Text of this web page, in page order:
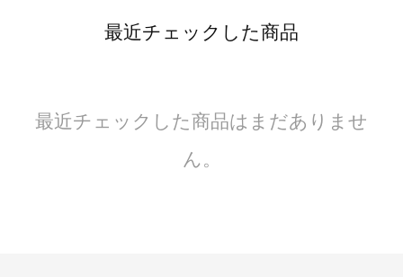
最近チェックした商品
最近チェックした商品はまだありませ
ん。